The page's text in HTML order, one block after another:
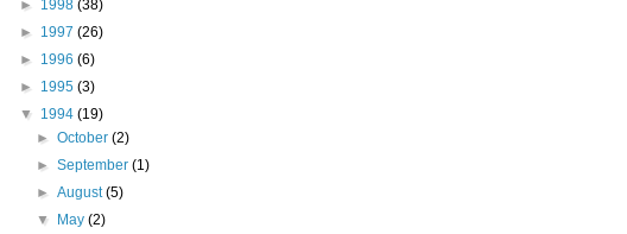
► 1998 (38)
► 1997 (26)
► 1996 (6)
► 1995 (3)
▼ 1994 (19)
►October(2)
►September(1)
►August(5)
▼
May(2)